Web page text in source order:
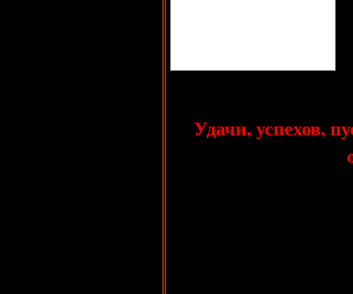
Удачи, успехов,